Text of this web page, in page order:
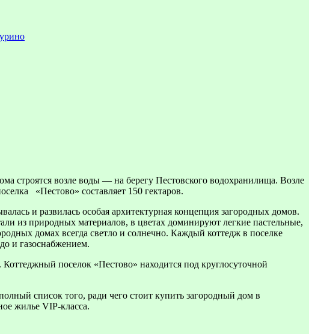
строятся возле воды — на берегу Пестовского водохранилища. Возле
«Пестово» составляет 150 гектаров.
и развилась особая архитектурная концепция загородных домов.
из природных материалов, в цветах доминируют легкие пастельные,
домах всегда светло и солнечно. Каждый коттедж в поселке
и газоснабжением.
поселок «Пестово» находится под круглосуточной
список того, ради чего стоит купить загородный дом в
жилье VIP-класса.